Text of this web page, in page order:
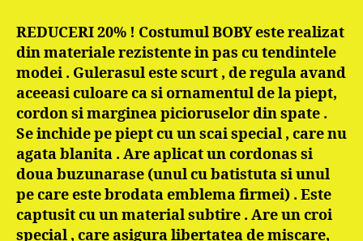
REDUCERI 20% ! Costumul BOBY este realizat
din materiale rezistente in pas cu tendintele
modei . Gulerasul este scurt , de regula avand
aceeasi culoare ca si ornamentul de la piept,
cordon si marginea picioruselor din spate .
Se inchide pe piept cu un scai special , care nu
agata blanita . Are aplicat un cordonas si
doua buzunarase (unul cu batistuta si unul
pe care este brodata emblema firmei) . Este
captusit cu un material subtire . Are un croi
special , care asigura libertatea de miscare,